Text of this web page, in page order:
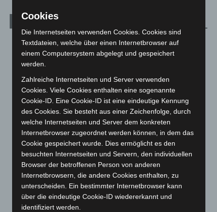
Archiv
August 2026(10)
Juli 2026(73)
Mai 2026
(99)
April 2026(99)
März 2026(115)
Februar 2026(109)
Januar 2026(122)
Dezember 2025(103)
November 2025(114)
Oktober 2025(112)
September 2025(93)
Cookies
Die Internetseiten verwenden Cookies. Cookies sind
Textdateien, welche über einen Internetbrowser auf
einem Computersystem abgelegt und gespeichert
werden.
Zahlreiche Internetseiten und Server verwenden
Cookies. Viele Cookies enthalten eine sogenannte
Cookie-ID. Eine Cookie-ID ist eine eindeutige Kennung
des Cookies. Sie besteht aus einer Zeichenfolge, durch
welche Internetseiten und Server dem konkreten
Internetbrowser zugeordnet werden können, in dem das
Cookie gespeichert wurde. Dies ermöglicht es den
besuchten Internetseiten und Servern, den individuellen
Browser der betroffenen Person von anderen
Internetbrowsern, die andere Cookies enthalten, zu
unterscheiden. Ein bestimmter Internetbrowser kann
über die eindeutige Cookie-ID wiedererkannt und
identifiziert werden.